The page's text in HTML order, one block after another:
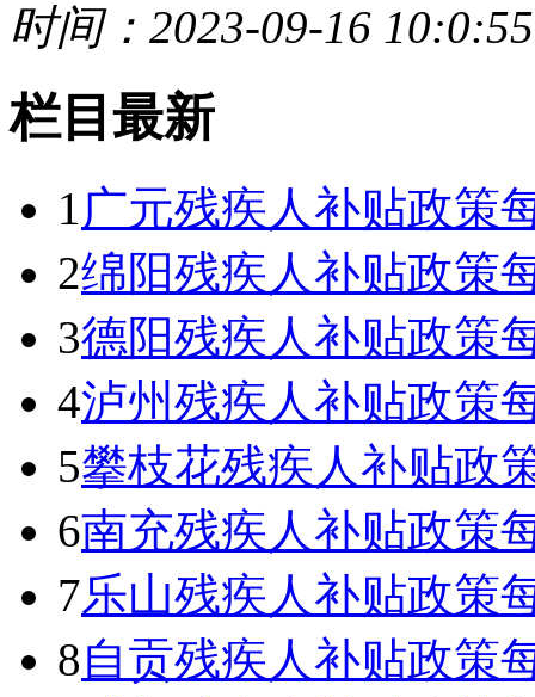
时间：2023-09-16 10:0:55
栏目最新
1广元残疾人补贴政策
2绵阳残疾人补贴政策
3德阳残疾人补贴政策
4泸州残疾人补贴政策
5攀枝花残疾人补贴政
6南充残疾人补贴政策
7乐山残疾人补贴政策
8自贡残疾人补贴政策